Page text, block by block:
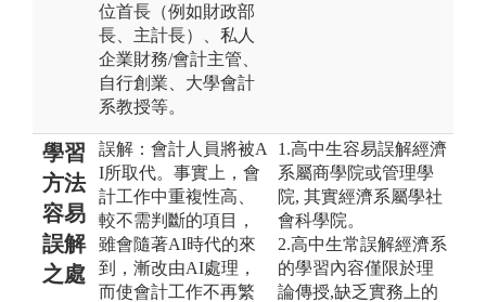
位首長（例如財政部
長、主計長）、私人
企業財務/會計主管、
自行創業、大學會計
系教授等。
學習
方法
容易
誤解
之處
誤解：會計人員將被A
I所取代。事實上，會
計工作中重複性高、
較不需判斷的項目，
雖會隨著AI時代的來
到，漸改由AI處理，
而使會計工作不再繁
1.高中生容易誤解經濟
系屬商學院或管理學
院, 其實經濟系屬學社
會科學院。
2.高中生常誤解經濟系
的學習內容僅限於理
論傳授,缺乏實務上的